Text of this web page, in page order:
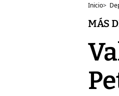
Inicio>
MÁS